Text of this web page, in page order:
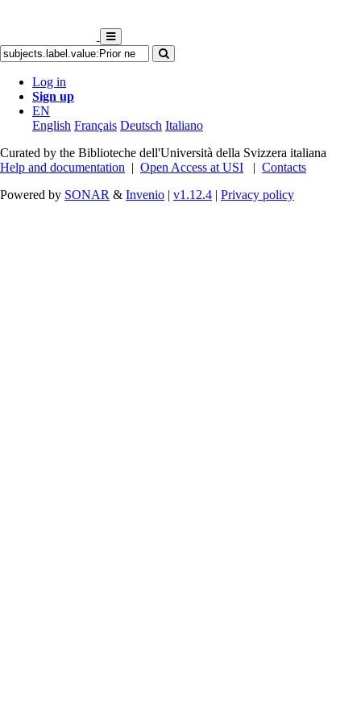
Log in
Sign up
EN
English Français Deutsch Italiano
Curated by the Biblioteche dell'Università della Svizzera italiana
Help and documentation | Open Access at USI | Contacts
Powered by SONAR & Invenio | v1.12.4 | Privacy policy